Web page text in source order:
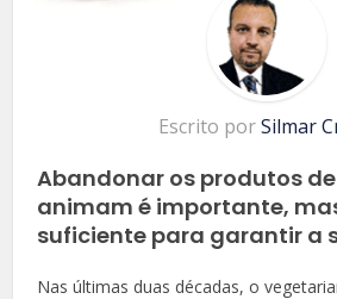
Escrito porSilmar
Abandonar os produtos
animam é importante,
suficiente para garantir a
Nas últimas duas décadas, o